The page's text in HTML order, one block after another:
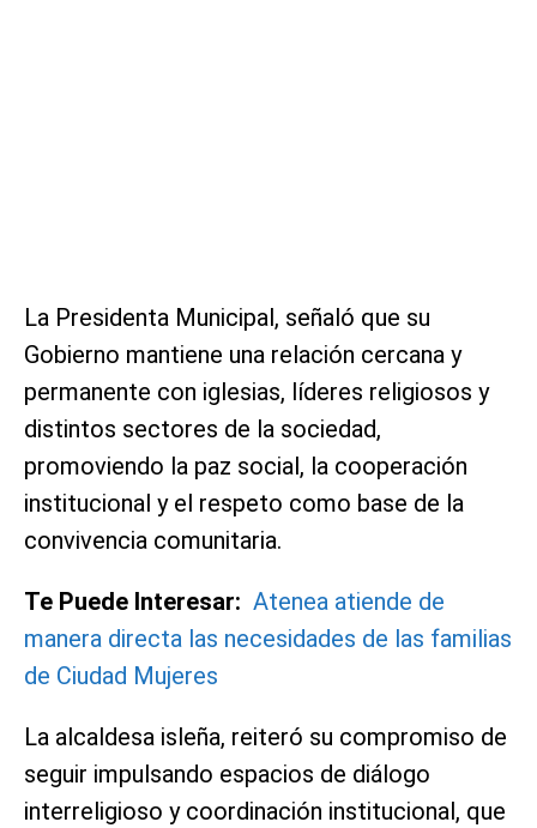
La Presidenta Municipal, señaló que su
Gobierno mantiene una relación cercana y
permanente con iglesias, líderes religiosos y
distintos sectores de la sociedad,
promoviendo la paz social, la cooperación
institucional y el respeto como base de la
convivencia comunitaria.
Te Puede Interesar: Atenea atiende de
manera directa las necesidades de las familias
de Ciudad Mujeres
La alcaldesa isleña, reiteró su compromiso de
seguir impulsando espacios de diálogo
interreligioso y coordinación institucional, que